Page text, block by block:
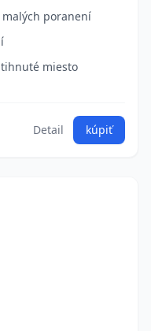
malých poranení
miesto
Detail kúpiť